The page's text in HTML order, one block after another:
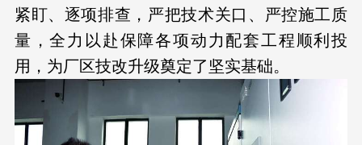
紧盯、逐项排查，严把技术关口、严控施工质
量，全力以赴保障各项动力配套工程顺利投
用，为厂区技改升级奠定了坚实基础。